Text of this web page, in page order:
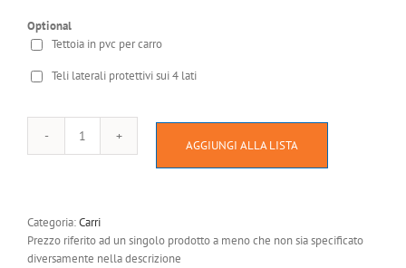
Optional
Tettoia in pvc per carro
Teli laterali protettivi sui 4 lati
Carro
-
mod.
EXCLUSIVE
AGGIUNGI ALLA LISTA
Categoria:Carri
Prezzo riferito ad un singolo prodotto a meno che non sia specificato
diversamente nella descrizione